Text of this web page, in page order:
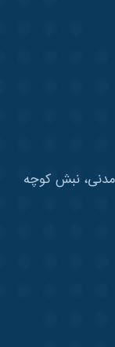
مدنی، نبش کوچه